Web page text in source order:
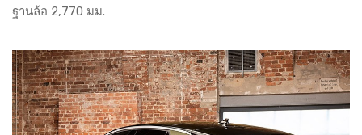
ฐานล้อ 2,770 มม.